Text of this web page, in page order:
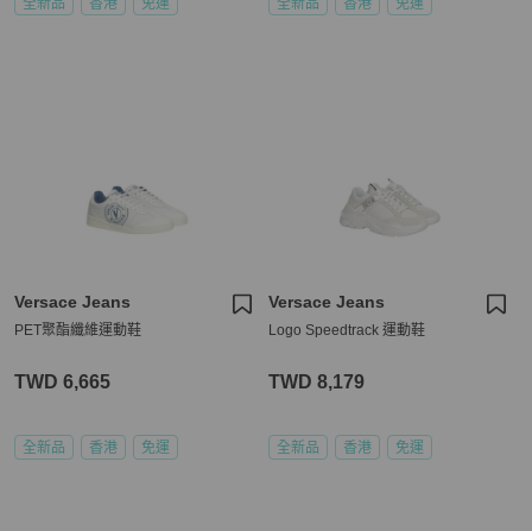
Versace Jeans
PET聚酯纖維運動鞋
TWD 6,665
全新品 香港 免運
Versace Jeans
Logo Speedtrack 運動鞋
TWD 8,179
全新品 香港 免運